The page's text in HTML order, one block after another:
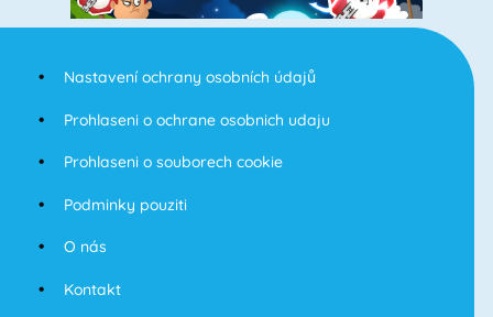
Nastavení ochrany osobních údajů
Prohlaseni o ochrane osobnich udaju
Prohlaseni o souborech cookie
Podminky pouziti
O nás
Kontakt